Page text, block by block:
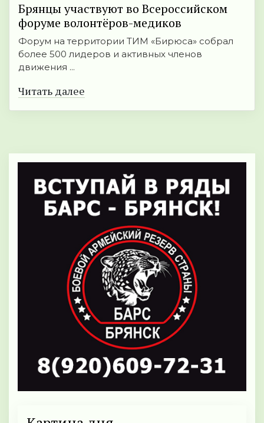
Брянцы участвуют во Всероссийском
форуме волонтёров-медиков
Форум на территории ТИМ «Бирюса» собрал
более 500 лидеров и активных членов
движения ...
Читать далее